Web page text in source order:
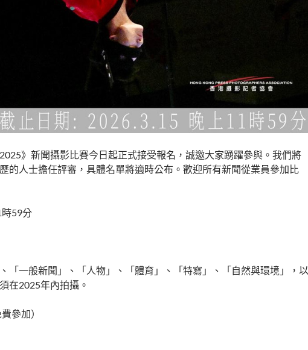
》新聞攝影比賽今日起正式接受報名，誠邀大家踴躍參與。我們將
的人士擔任評審，具體名單將適時公布。歡迎所有新聞從業員參加比
59分
「一般新聞」、「人物」、「體育」、「特寫」、「自然與環境」，以
在2025年內拍攝。
參加）